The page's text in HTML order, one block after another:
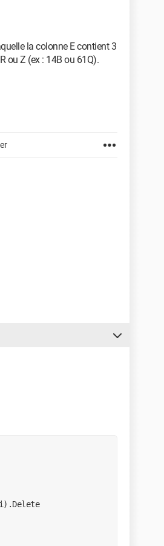
la colonne E contient 3
ou Z (ex : 14B ou 61Q).